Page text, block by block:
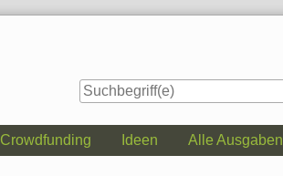
Crowdfunding Ideen Alle Ausgaben